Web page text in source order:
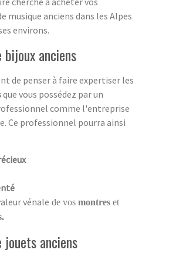
musique anciens dans les Alpes
environs.
bijoux anciens
de penser à faire expertiser les
que vous possédez par un
comme l'entreprise
Ce professionnel pourra ainsi
vénale de vos montres et
jouets anciens